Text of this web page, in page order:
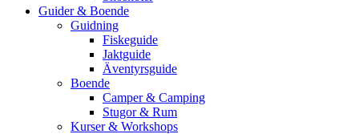
Guider & Boende
Guidning
Fiskeguide
Jaktguide
Äventyrsguide
Boende
Camper & Camping
Stugor & Rum
Kurser & Workshops